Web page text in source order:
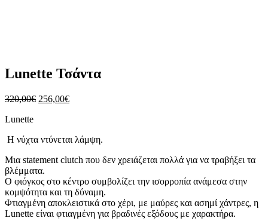
Lunette Τσάντα
320,00€ Original
256,00€Η
256,00€.
Lunette
Η νύχτα ντύνεται λάμψη.
Μια statement clutch που δεν χρειάζεται πολλά για να τραβήξει τα
βλέμματα.
Ο φιόγκος στο κέντρο συμβολίζει την ισορροπία ανάμεσα στην
κομψότητα και τη δύναμη.
Φτιαγμένη αποκλειστικά στο χέρι, με μαύρες και ασημί χάντρες, η
Lunette είναι φτιαγμένη για βραδινές εξόδους με χαρακτήρα.